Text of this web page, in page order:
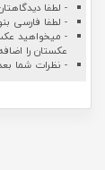
- لطفا
- لطفا فارسی
- میخواهید
عکستان را
- نظرات شما